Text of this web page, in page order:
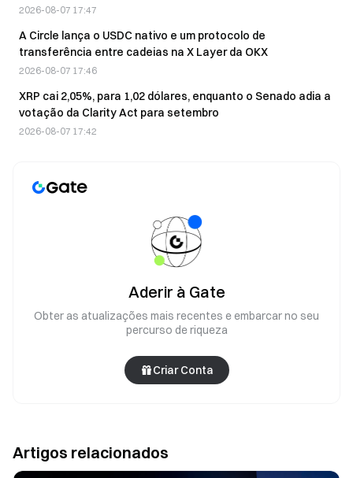
semana terminada a 4 de agosto.
2026-08-07 17:47
A Circle lança o USDC nativo e um protocolo de
transferência entre cadeias na X Layer da OKX
2026-08-07 17:46
XRP cai 2,05%, para 1,02 dólares, enquanto o Senado adia a
votação da Clarity Act para setembro
2026-08-07 17:42
Aderir à Gate
Obter as atualizações mais recentes e embarcar no seu
percurso de riqueza
Criar Conta
Artigos relacionados